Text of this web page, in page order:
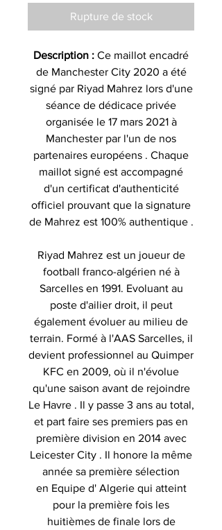
Rupture de stock
Description : Ce maillot encadré
de Manchester City 2020 a été
signé par Riyad Mahrez lors d'une
séance de dédicace privée
organisée le 17 mars 2021 à
Manchester par l'un de nos
partenaires européens . Chaque
maillot signé est accompagné
d'un certificat d'authenticité
officiel prouvant que la signature
de Mahrez est 100% authentique .
Riyad Mahrez est un joueur de
football franco-algérien né à
Sarcelles en 1991. Evoluant au
poste d'ailier droit, il peut
également évoluer au milieu de
terrain. Formé à l'AAS Sarcelles, il
devient professionnel au Quimper
KFC en 2009, où il n'évolue
qu'une saison avant de rejoindre
Le Havre . Il y passe 3 ans au total,
et part faire ses premiers pas en
première division en 2014 avec
Leicester City . Il honore la même
année sa première sélection
en Equipe d' Algerie qui atteint
pour la première fois les
huitièmes de finale lors de